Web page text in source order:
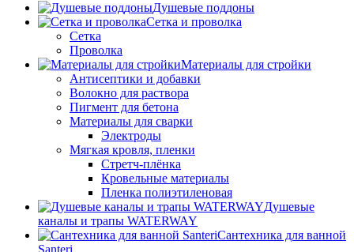
Душевые поддоны
Сетка и проволка
Сетка
Проволка
Материалы для стройки
Антисептики и добавки
Волокно для раствора
Пигмент для бетона
Материалы для сварки
Электроды
Мягкая кровля, пленки
Стретч-плёнка
Кровельные материалы
Пленка полиэтиленовая
Душевые
каналы и трапы WATERWAY
Сантехника для ванной
Santeri